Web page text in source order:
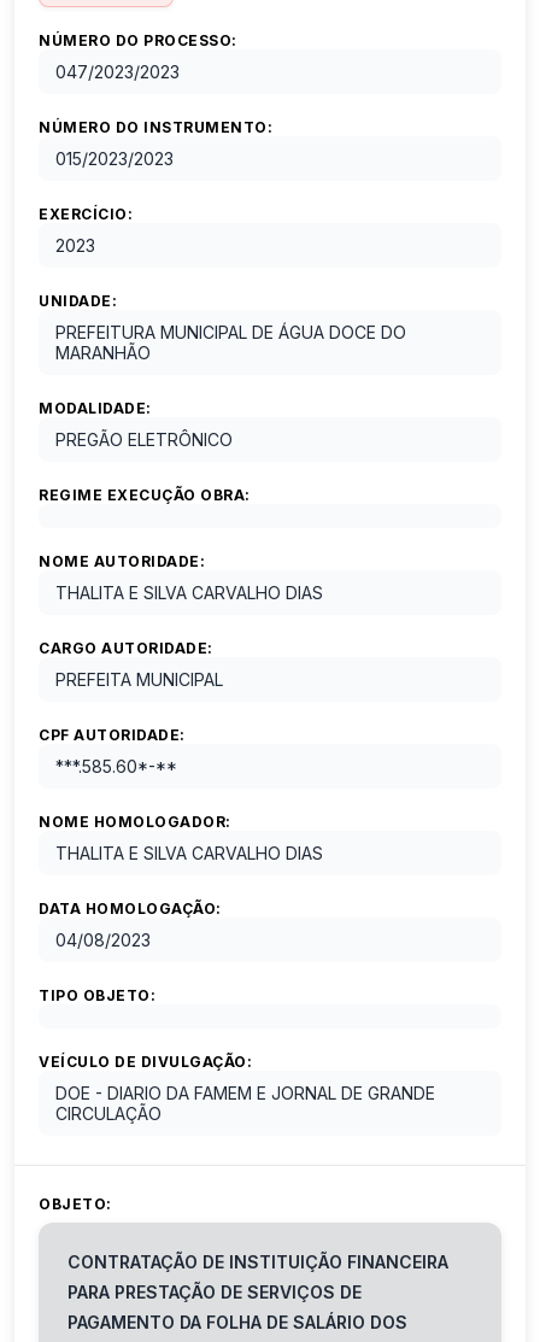
NÚMERO DO PROCESSO:
047/2023/2023
NÚMERO DO INSTRUMENTO:
015/2023/2023
EXERCÍCIO:
2023
UNIDADE:
PREFEITURA MUNICIPAL DE ÁGUA DOCE DO
MARANHÃO
MODALIDADE:
PREGÃO ELETRÔNICO
REGIME EXECUÇÃO OBRA:
NOME AUTORIDADE:
THALITA E SILVA CARVALHO DIAS
CARGO AUTORIDADE:
PREFEITA MUNICIPAL
CPF AUTORIDADE:
***.585.60*-**
NOME HOMOLOGADOR:
THALITA E SILVA CARVALHO DIAS
DATA HOMOLOGAÇÃO:
04/08/2023
TIPO OBJETO:
VEÍCULO DE DIVULGAÇÃO:
DOE - DIARIO DA FAMEM E JORNAL DE GRANDE
CIRCULAÇÃO
OBJETO:
CONTRATAÇÃO DE INSTITUIÇÃO FINANCEIRA
PARA PRESTAÇÃO DE SERVIÇOS DE
PAGAMENTO DA FOLHA DE SALÁRIO DOS